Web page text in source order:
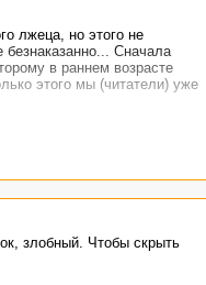
лжеца, но этого не
Сначала
в раннем возрасте
этого мы (читатели) уже
злобный. Чтобы скрыть